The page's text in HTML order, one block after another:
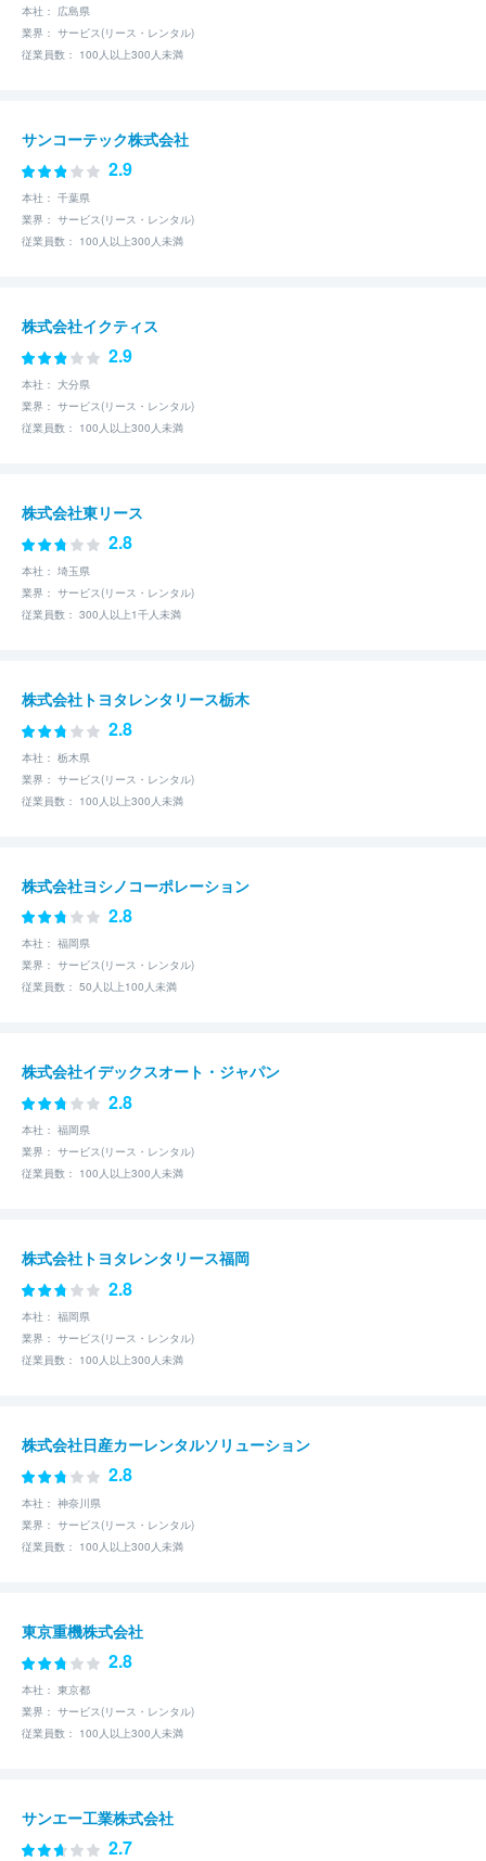
本社： 広島県
業界： サービス(リース・レンタル)
従業員数： 100人以上300人未満
サンコーテック株式会社
2.9
本社： 千葉県
業界： サービス(リース・レンタル)
従業員数： 100人以上300人未満
株式会社イクティス
2.9
本社： 大分県
業界： サービス(リース・レンタル)
従業員数： 100人以上300人未満
株式会社東リース
2.8
本社： 埼玉県
業界： サービス(リース・レンタル)
従業員数： 300人以上1千人未満
株式会社トヨタレンタリース栃木
2.8
本社： 栃木県
業界： サービス(リース・レンタル)
従業員数： 100人以上300人未満
株式会社ヨシノコーポレーション
2.8
本社： 福岡県
業界： サービス(リース・レンタル)
従業員数： 50人以上100人未満
株式会社イデックスオート・ジャパン
2.8
本社： 福岡県
業界： サービス(リース・レンタル)
従業員数： 100人以上300人未満
株式会社トヨタレンタリース福岡
2.8
本社： 福岡県
業界： サービス(リース・レンタル)
従業員数： 100人以上300人未満
株式会社日産カーレンタルソリューション
2.8
本社： 神奈川県
業界： サービス(リース・レンタル)
従業員数： 100人以上300人未満
東京重機株式会社
2.8
本社： 東京都
業界： サービス(リース・レンタル)
従業員数： 100人以上300人未満
サンエー工業株式会社
2.7